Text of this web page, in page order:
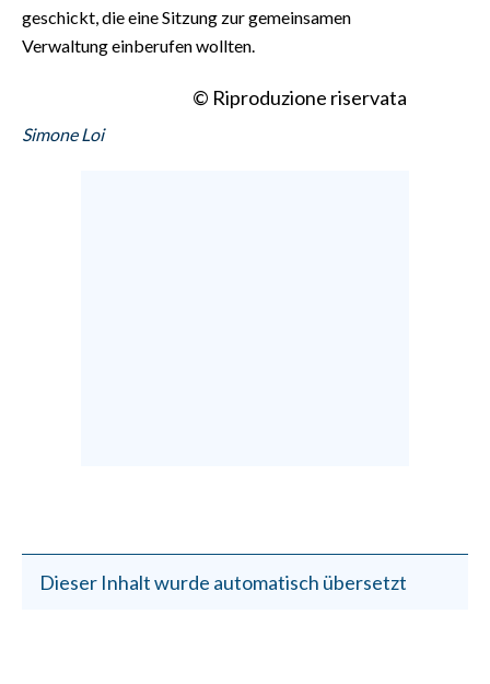
geschickt, die eine Sitzung zur gemeinsamen
Verwaltung einberufen wollten.
© Riproduzione riservata
Simone Loi
Dieser Inhalt wurde automatisch übersetzt